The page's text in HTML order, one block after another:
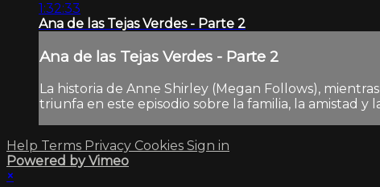
1:32:33
Ana de las Tejas Verdes - Parte 2
Ana de las Tejas Verdes - Parte 2
La historia de Anne Shirley (Megan Follows),
triunfa en este episodio sobre la familia, la amistad y
Help Terms Privacy Cookies Sign in
Powered by Vimeo
×